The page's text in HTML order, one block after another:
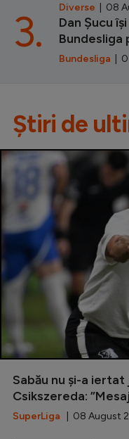
Diverse | 08
Dan Șucu
Bundesliga
Bundesliga |
3.
Știri de
Sabău nu și-a
Csikszereda:
SuperLiga | 08 August